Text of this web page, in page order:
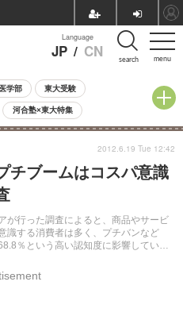
menu
Language
JP / CN search
医学部 東大受験
河合塾×東大特集
中学受験 小学校受験
去問 人気記事
材（中学生向け）
チブームはコスパ意識
行った調査によると、商品やサービ
識する消費者は多く、プチバンなど
％という高い認知度に影響している
2012.6.19 Tue 12:42